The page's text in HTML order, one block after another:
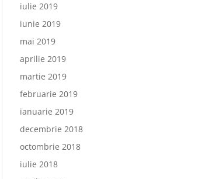
iulie 2019
iunie 2019
mai 2019
aprilie 2019
martie 2019
februarie 2019
ianuarie 2019
decembrie 2018
octombrie 2018
iulie 2018